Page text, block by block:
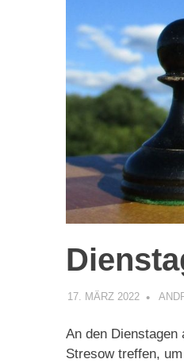
17. MÄRZ 2022
An den Dienstagen
Stresow treffen,